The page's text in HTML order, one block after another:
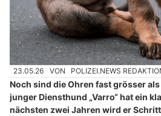
23.05.26 VON POLIZEI.NEWS
Noch sind die Ohren fast grösser
junger Diensthund „Varro“ hat ein
nächsten zwei Jahren wird er